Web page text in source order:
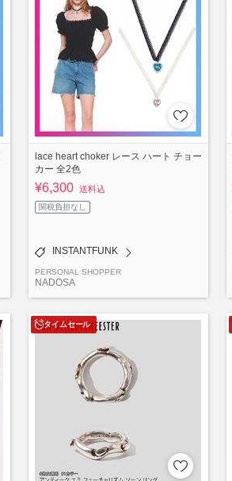
lace heart choker レース ハート チョー
カー 全2色
¥6,300 送料込
関税負担なし
INSTANTFUNK
PERSONAL SHOPPER
NADOSA
タイムセール